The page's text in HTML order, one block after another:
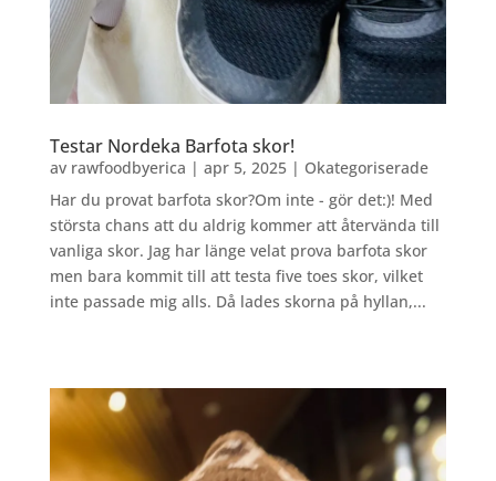
Testar Nordeka Barfota skor!
av rawfoodbyerica | apr 5, 2025| Okategoriserade
Har du provat barfota skor?Om inte - gör det:)! Med
största chans att du aldrig kommer att återvända till
vanliga skor. Jag har länge velat prova barfota skor
men bara kommit till att testa five toes skor, vilket
inte passade mig alls. Då lades skorna på hyllan,...